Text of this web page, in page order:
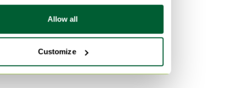
Allow all
Customize
Por color
Turquesa Objetos
decorativos
Blanco Objetos decorativos
Taupe Objetos decorativos